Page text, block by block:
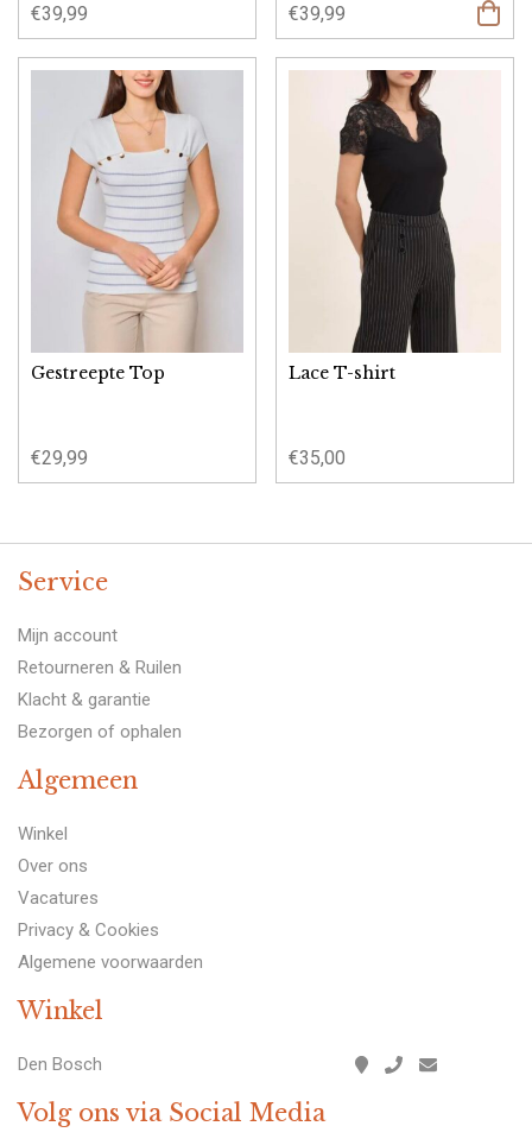
€39,99 €39,99
Opties
Gestreepte Top
€29,99
Lace T-shirt
€35,00
Service
Mijn account
Retourneren & Ruilen
Klacht & garantie
Bezorgen of ophalen
Algemeen
Winkel
Over ons
Vacatures
Privacy & Cookies
Algemene voorwaarden
Winkel
Den Bosch
Volg ons via Social Media